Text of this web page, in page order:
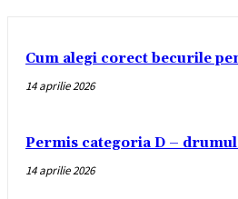
Cum alegi corect becurile
14 aprilie 2026
Permis categoria D –
14 aprilie 2026